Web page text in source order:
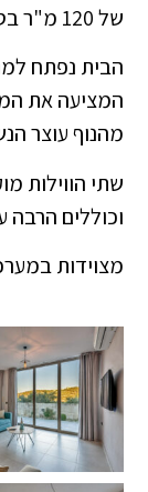
של 120 מ"ר בסך הכל.
הבית נפתח
המציעה את
מהנוף עוצר
שתי הווילות
וכוללים הרבה
מצוידות